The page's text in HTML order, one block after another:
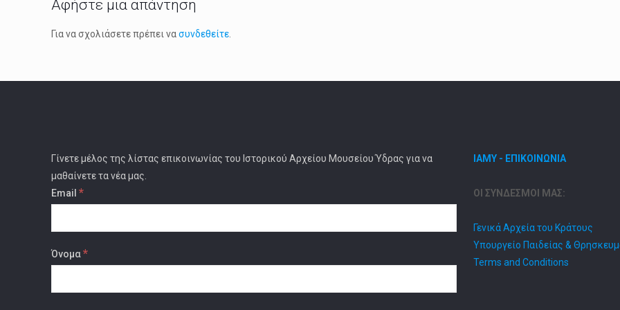
Αφήστε μια απάντηση
Για να σχολιάσετε πρέπει νασυνδεθείτε
Γίνετε μέλος της λίστας επικοινωνίας του Ιστορικού Αρχείου Μουσείου Ύδρας για να
μαθαίνετε τα νέα μας.
Email *
Όνομα*
ΙΑΜΥ - ΕΠΙΚΟΙΝΩΝΙΑ
ΟΙ ΣΥΝΔΕΣΜΟΙ ΜΑΣ:
Γενικά Αρχεία του Κράτους
Υπουργείο Παιδείας &
Terms and Conditions